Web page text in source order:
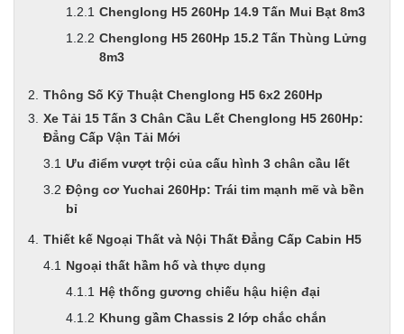
Chenglong H5 260Hp 14.9 Tấn Mui Bạt 8m3
Chenglong H5 260Hp 15.2 Tấn Thùng Lửng
8m3
Thông Số Kỹ Thuật Chenglong H5 6x2 260Hp
Xe Tải 15 Tấn 3 Chân Cầu Lết Chenglong H5 260Hp:
Đẳng Cấp Vận Tải Mới
Ưu điểm vượt trội của cấu hình 3 chân cầu lết
Động cơ Yuchai 260Hp: Trái tim mạnh mẽ và bền
bỉ
Thiết kế Ngoại Thất và Nội Thất Đẳng Cấp Cabin H5
Ngoại thất hầm hố và thực dụng
Hệ thống gương chiếu hậu hiện đại
Khung gầm Chassis 2 lớp chắc chắn